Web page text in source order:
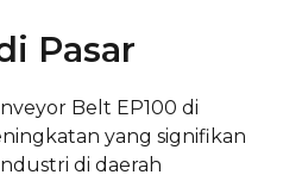
Pasar
Belt EP100 di
yang signifikan
di daerah